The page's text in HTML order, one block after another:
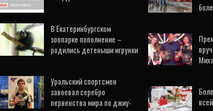
В Екатеринбургском
зоопарке пополнение –
родились детеныши игрунки
Уральский спортсмен
завоевал серебро
первенства мира по джиу-